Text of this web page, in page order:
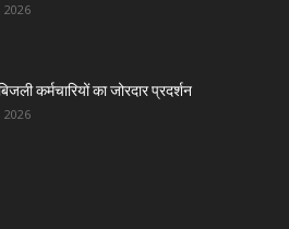
2026
कर्मचारियों का जोरदार प्रदर्शन
2026